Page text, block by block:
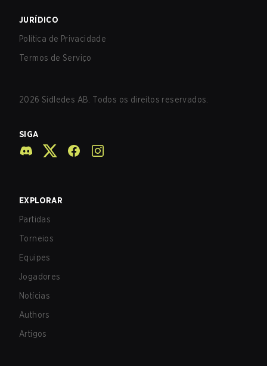
JURÍDICO
Política de Privacidade
Termos de Serviço
2026 Sidledes AB. Todos os direitos reservados.
SIGA
EXPLORAR
Partidas
Torneios
Equipes
Jogadores
Notícias
Authors
Artigos